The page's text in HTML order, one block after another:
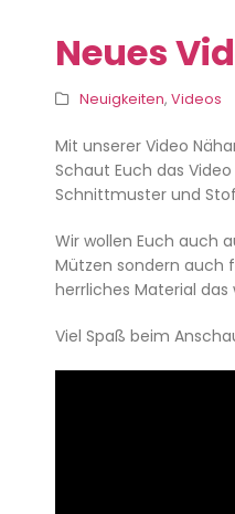
Neues
Neuigkeiten, Videos
Mit unserer Video
Schaut Euch das
Schnittmuster und
Wir wollen Euch auch
Mützen sondern auch
herrliches Material
Viel Spaß beim